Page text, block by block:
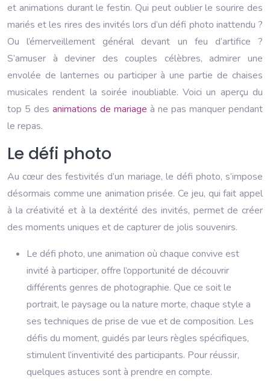
et animations durant le festin. Qui peut oublier le sourire des
mariés et les rires des invités lors d’un défi photo inattendu ?
Ou l’émerveillement général devant un feu d’artifice ?
S’amuser à deviner des couples célèbres, admirer une
envolée de lanternes ou participer à une partie de chaises
musicales rendent la soirée inoubliable. Voici un aperçu du
top 5 des animations de mariage à ne pas manquer pendant
le repas.
Le défi photo
Au cœur des festivités d’un mariage, le défi photo, s’impose
désormais comme une animation prisée. Ce jeu, qui fait appel
à la créativité et à la dextérité des invités, permet de créer
des moments uniques et de capturer de jolis souvenirs.
Le défi photo, une animation où chaque convive est
invité à participer, offre l’opportunité de découvrir
différents genres de photographie. Que ce soit le
portrait, le paysage ou la nature morte, chaque style a
ses techniques de prise de vue et de composition. Les
défis du moment, guidés par leurs règles spécifiques,
stimulent l’inventivité des participants. Pour réussir,
quelques astuces sont à prendre en compte.